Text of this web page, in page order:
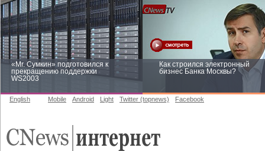
«Mr. Сумкин» подготовился к
прекращению поддержки
WS2003
Как строился электронный
бизнес Банка Москвы?
English Mobile Android Light Twitter (topnews) Facebook